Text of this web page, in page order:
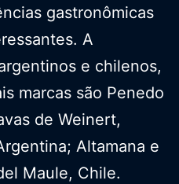
gastronômicas
A
e chilenos,
marcas são Penedo
de Weinert,
Altamana e
Maule, Chile.